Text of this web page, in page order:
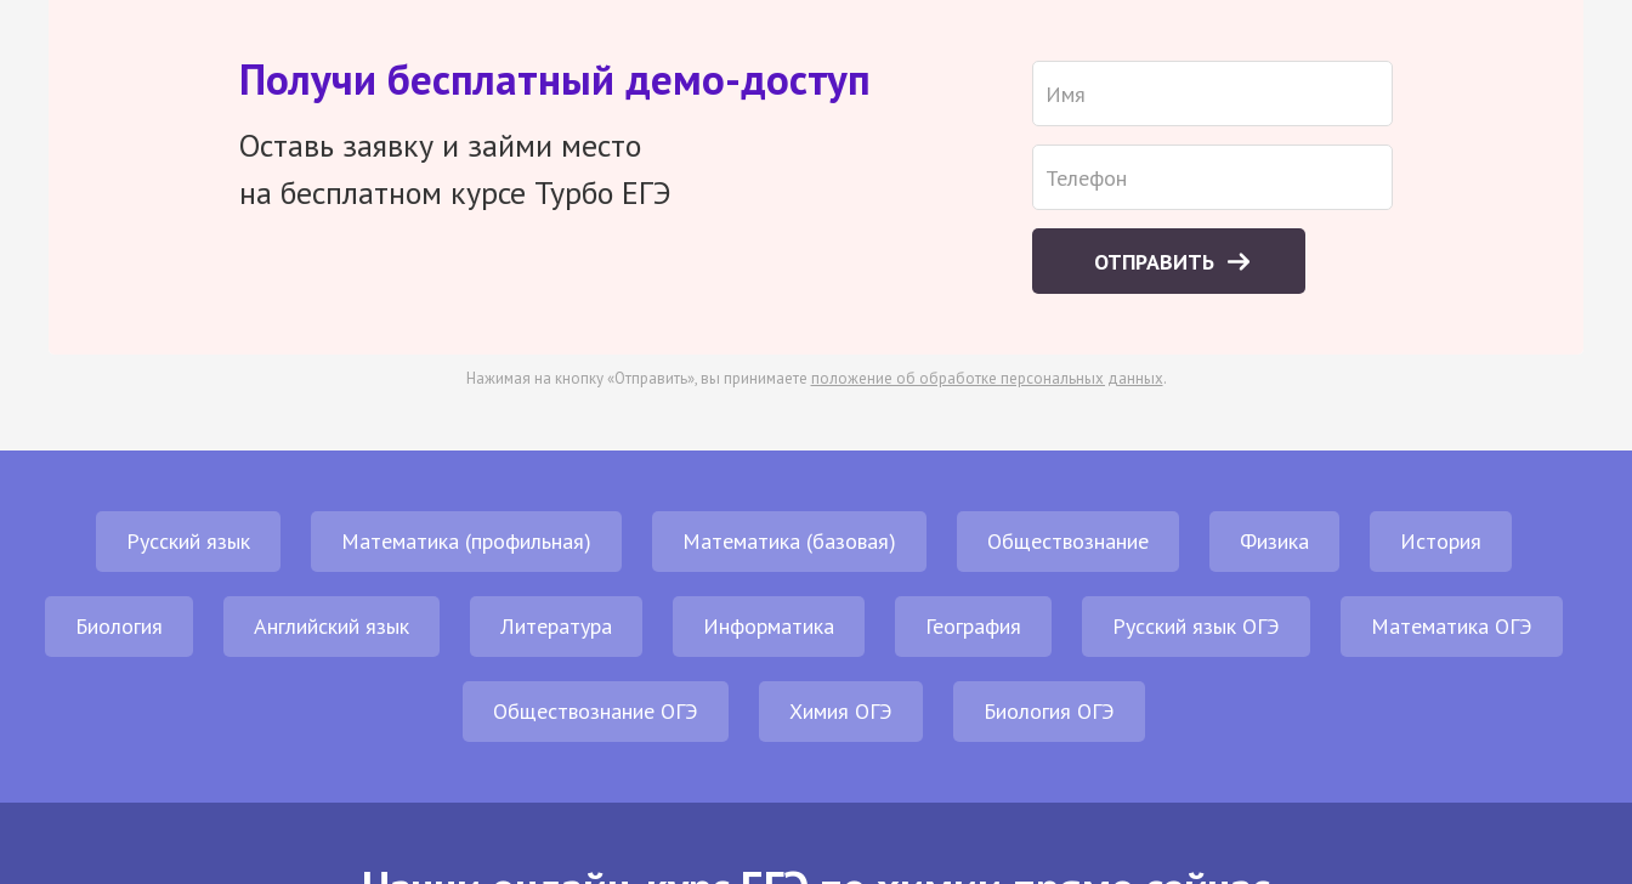
Получи бесплатный демо-доступ
Оставь заявку и займи место
на бесплатном курсе Турбо ЕГЭ
ОТПРАВИТЬ
Нажимая на кнопку «Отправить», вы принимаете положение об обработке персональных данных.
Русский язык Математика (профильная) Математика (базовая) Обществознание Физика История
Биология Английский язык Литература Информатика География Русский язык ОГЭ Математика ОГЭ
Обществознание ОГЭ Химия ОГЭ Биология ОГЭ